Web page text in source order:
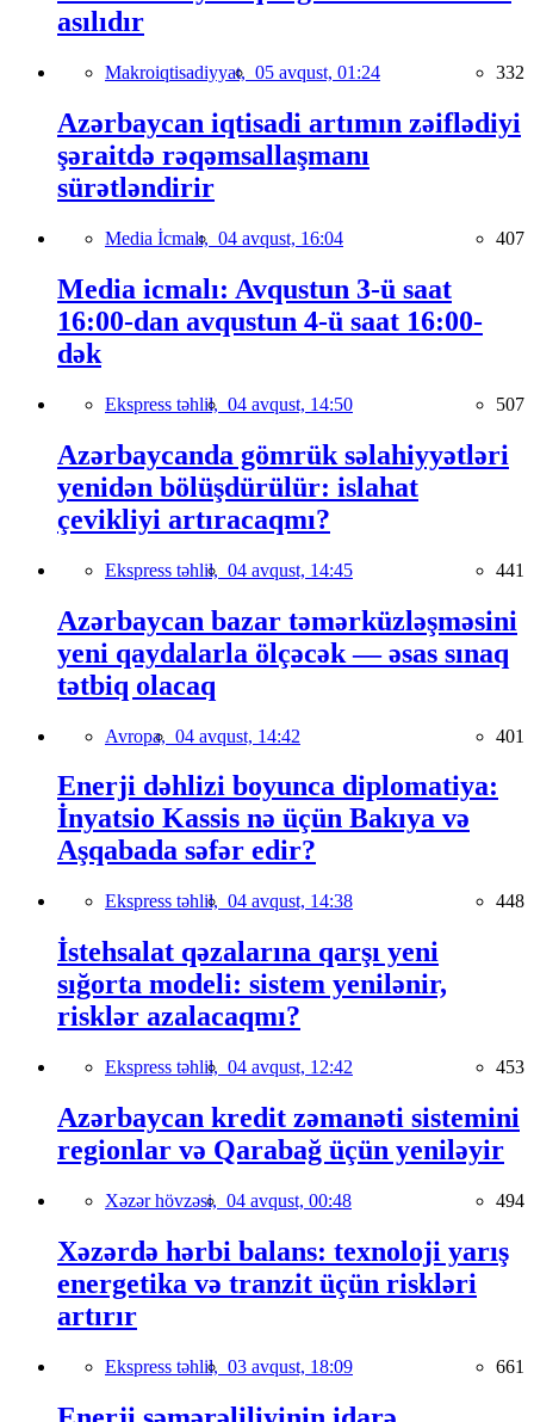
asılıdır
Makroiqtisadiyyat, 05 avqust, 01:24 332
Azərbaycan iqtisadi artımın zəiflədiyi
şəraitdə rəqəmsallaşmanı
sürətləndirir
Media İcmalı, 04 avqust, 16:04 407
Media icmalı: Avqustun 3-ü saat
16:00-dan avqustun 4-ü saat 16:00-
dək
Ekspress təhlil, 04 avqust, 14:50 507
Azərbaycanda gömrük səlahiyyətləri
yenidən bölüşdürülür: islahat
çevikliyi artıracaqmı?
Ekspress təhlil, 04 avqust, 14:45 441
Azərbaycan bazar təmərküzləşməsini
yeni qaydalarla ölçəcək — əsas sınaq
tətbiq olacaq
Avropa, 04 avqust, 14:42 401
Enerji dəhlizi boyunca diplomatiya:
İnyatsio Kassis nə üçün Bakıya və
Aşqabada səfər edir?
Ekspress təhlil, 04 avqust, 14:38 448
İstehsalat qəzalarına qarşı yeni
sığorta modeli: sistem yenilənir,
risklər azalacaqmı?
Ekspress təhlil, 04 avqust, 12:42 453
Azərbaycan kredit zəmanəti sistemini
regionlar və Qarabağ üçün yeniləyir
Xəzər hövzəsi, 04 avqust, 00:48 494
Xəzərdə hərbi balans: texnoloji yarış
energetika və tranzit üçün riskləri
artırır
Ekspress təhlil, 03 avqust, 18:09 661